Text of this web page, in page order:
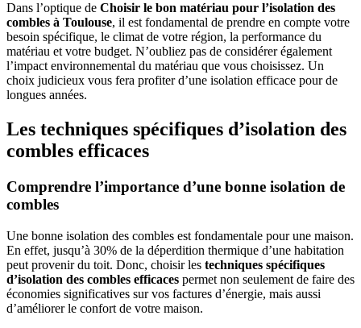
Dans l’optique de Choisir le bon matériau pour l’isolation des
combles à Toulouse, il est fondamental de prendre en compte votre
besoin spécifique, le climat de votre région, la performance du
matériau et votre budget. N’oubliez pas de considérer également
l’impact environnemental du matériau que vous choisissez. Un
choix judicieux vous fera profiter d’une isolation efficace pour de
longues années.
Les techniques spécifiques d’isolation des
combles efficaces
Comprendre l’importance d’une bonne isolation de
combles
Une bonne isolation des combles est fondamentale pour une maison.
En effet, jusqu’à 30% de la déperdition thermique d’une habitation
peut provenir du toit. Donc, choisir les techniques spécifiques
d’isolation des combles efficaces permet non seulement de faire des
économies significatives sur vos factures d’énergie, mais aussi
d’améliorer le confort de votre maison.